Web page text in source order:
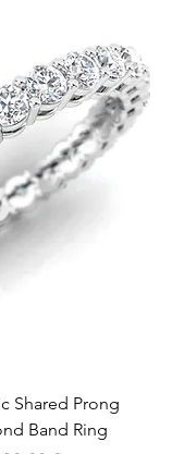
Shared Prong
Band Ring